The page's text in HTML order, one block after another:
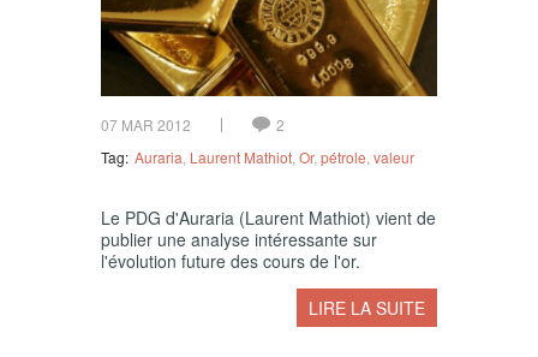
07 MAR 2012
2
Tag: Auraria Laurent Mathiot Or, pétrole valeur
Le PDG d'Auraria (Laurent Mathiot) vient de
publier une analyse intéressante sur
l'évolution future des cours de l'or.
LIRE LA SUITE